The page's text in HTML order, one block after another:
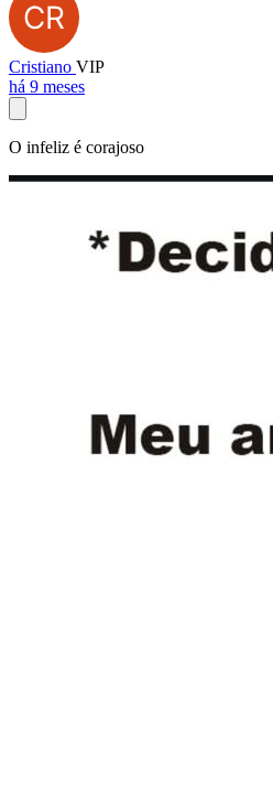
Cristiano VIP
há 9 meses
O infeliz é corajoso